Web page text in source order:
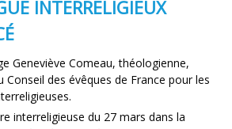
INTERRELIGIEUX
Geneviève Comeau, théologienne,
Conseil des évêques de France pour les
interreligieuse du 27 mars dans la